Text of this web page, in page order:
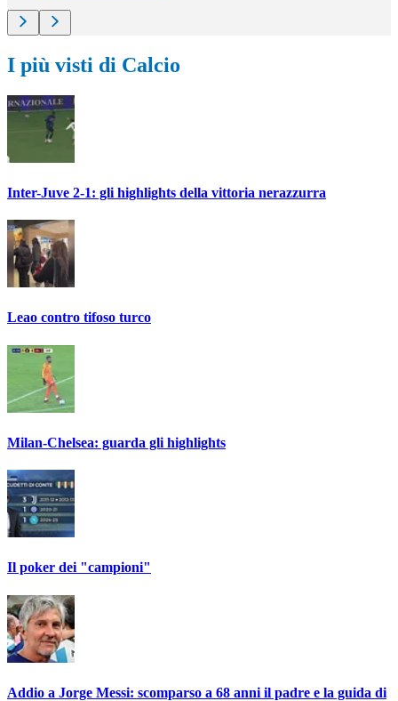
I più visti di Calcio
Inter-Juve 2-1: gli highlights della vittoria nerazzurra
Leao contro tifoso turco
Milan-Chelsea: guarda gli highlights
Il poker dei "campioni"
Addio a Jorge Messi: scomparso a 68 anni il padre e la guida di